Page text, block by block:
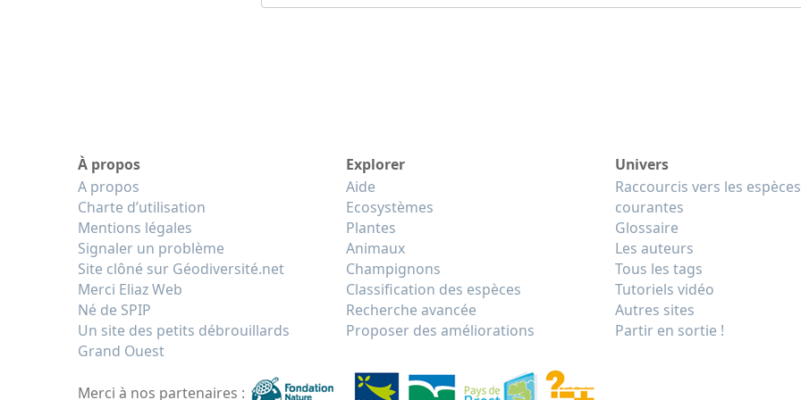
À propos
A propos
Charte d’utilisation
Mentions légales
Signaler un problème
Site clôné sur Géodiversité.net
Merci Eliaz Web
Né de SPIP
Un site des petits débrouillards
Grand Ouest
Explorer
Aide
Ecosystèmes
Plantes
Animaux
Champignons
Classification des espèces
Recherche avancée
Proposer des améliorations
Univers
Raccourcis vers les espèces
courantes
Glossaire
Les auteurs
Tous les tags
Tutoriels vidéo
Autres sites
Partir en sortie !
Merci à nos partenaires :